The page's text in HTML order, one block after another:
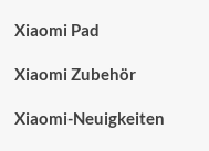
Xiaomi Pad
Xiaomi Zubehör
Xiaomi-Neuigkeiten